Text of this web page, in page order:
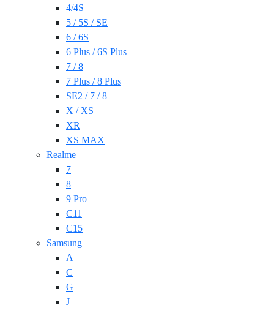
4/4S
5 / 5S / SE
6 / 6S
6 Plus / 6S Plus
7 / 8
7 Plus / 8 Plus
SE2 / 7 / 8
X / XS
XR
XS MAX
Realme
7
8
9 Pro
C11
C15
Samsung
A
C
G
J